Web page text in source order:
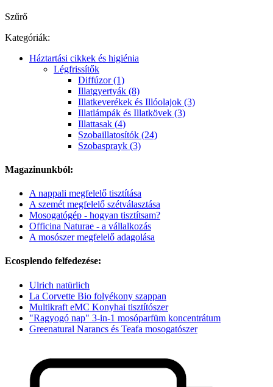
Szűrő
Kategóriák:
Háztartási cikkek és higiénia
Légfrissítők
Diffúzor (1)
Illatgyertyák (8)
Illatkeverékek és Illóolajok (3)
Illatlámpák és Illatkövek (3)
Illattasak (4)
Szobaillatosítók (24)
Szobasprayk (3)
Magazinunkból:
A nappali megfelelő tisztítása
A szemét megfelelő szétválasztása
Mosogatógép - hogyan tisztítsam?
Officina Naturae - a vállalkozás
A mosószer megfelelő adagolása
Ecosplendo felfedezése:
Ulrich natürlich
La Corvette Bio folyékony szappan
Multikraft eMC Konyhai tisztítószer
"Ragyogó nap" 3-in-1 mosóparfüm koncentrátum
Greenatural Narancs és Teafa mosogatószer